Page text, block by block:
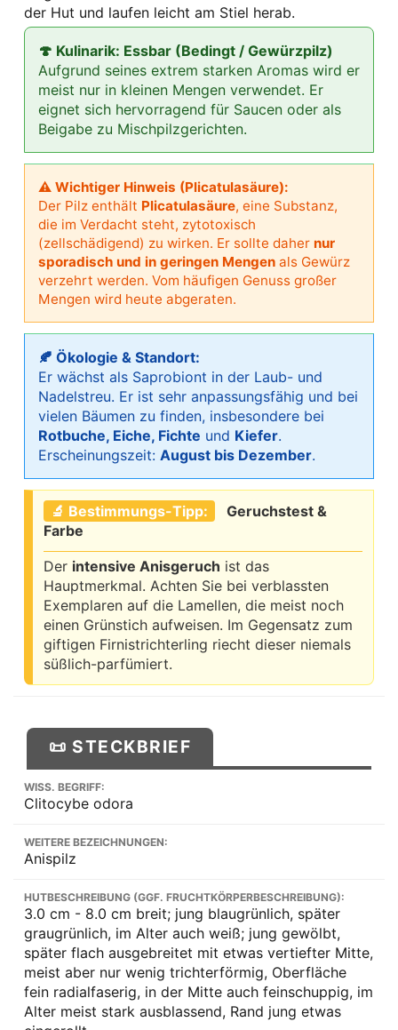
der Hut und laufen leicht am Stiel herab.
🍄 Kulinarik: Essbar (Bedingt / Gewürzpilz)
Aufgrund seines extrem starken Aromas wird er
meist nur in kleinen Mengen verwendet. Er
eignet sich hervorragend für Saucen oder als
Beigabe zu Mischpilzgerichten.
⚠ Wichtiger Hinweis (Plicatulasäure):
Der Pilz enthält Plicatulasäure, eine Substanz,
die im Verdacht steht, zytotoxisch
(zellschädigend) zu wirken. Er sollte daher nur
sporadisch und in geringen Mengen als Gewürz
verzehrt werden. Vom häufigen Genuss großer
Mengen wird heute abgeraten.
🍂 Ökologie & Standort:
Er wächst als Saprobiont in der Laub- und
Nadelstreu. Er ist sehr anpassungsfähig und bei
vielen Bäumen zu finden, insbesondere bei
Rotbuche, Eiche, Fichte und Kiefer.
Erscheinungszeit: August bis Dezember.
🔬 Bestimmungs-Tipp:
Geruchstest &
Farbe
Der intensive Anisgeruch ist das
Hauptmerkmal. Achten Sie bei verblassten
Exemplaren auf die Lamellen, die meist noch
einen Grünstich aufweisen. Im Gegensatz zum
giftigen Firnistrichterling riecht dieser niemals
süßlich-parfümiert.
📜 STECKBRIEF
WISS. BEGRIFF:
Clitocybe odora
WEITERE BEZEICHNUNGEN:
Anispilz
HUTBESCHREIBUNG (GGF. FRUCHTKÖRPERBESCHREIBUNG):
3.0 cm - 8.0 cm breit; jung blaugrünlich, später
graugrünlich, im Alter auch weiß; jung gewölbt,
später flach ausgebreitet mit etwas vertiefter Mitte,
meist aber nur wenig trichterförmig, Oberfläche
fein radialfaserig, in der Mitte auch feinschuppig, im
Alter meist stark ausblassend, Rand jung etwas